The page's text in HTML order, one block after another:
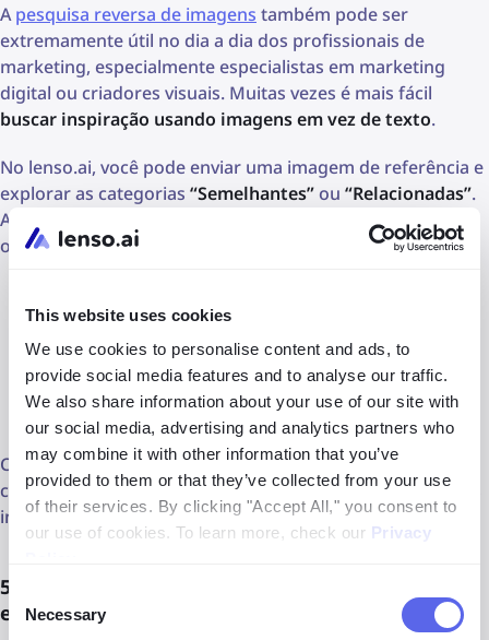
This website uses cookies
We use cookies to personalise content and ads, to
provide social media features and to analyse our traffic.
We also share information about your use of our site with
our social media, advertising and analytics partners who
may combine it with other information that you’ve
provided to them or that they’ve collected from your use
of their services. By clicking "Accept All," you consent to
our use of cookies. To learn more, check our Privacy
Consent
Selection
Necessary
Apesquisa reversa de imagens também pode ser
extremamente útil no dia a dia dos profissionais de
marketing, especialmente especialistas em marketing
digital ou criadores visuais. Muitas vezes é mais fácil
buscar inspiração usando imagens em vez de texto.
No lenso.ai, você pode enviar uma imagem de referência e
explorar as categorias “Semelhantes”ou “Relacionadas”.
Além disso, é possível utilizar filtros e opções de
ordenação para refinar ainda mais a busca:
Ordenar pelos resultados mais recentes ou mais
antigos
Ordenar pela melhor ou pior correspondência
Como alternativa, você também pode usar plataformas
comoPinterest,Shutterstock ouMagnific para obter mais
inspiração visual.
5. Encontrar revendedores e anúncios duplicados
em comércio eletrônico